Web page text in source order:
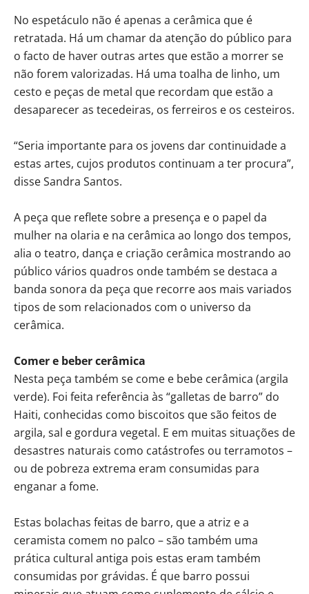
No espetáculo não é apenas a cerâmica que é
retratada. Há um chamar da atenção do público para
o facto de haver outras artes que estão a morrer se
não forem valorizadas. Há uma toalha de linho, um
cesto e peças de metal que recordam que estão a
desaparecer as tecedeiras, os ferreiros e os cesteiros.
“Seria importante para os jovens dar continuidade a
estas artes, cujos produtos continuam a ter procura”,
disse Sandra Santos.
A peça que reflete sobre a presença e o papel da
mulher na olaria e na cerâmica ao longo dos tempos,
alia o teatro, dança e criação cerâmica mostrando ao
público vários quadros onde também se destaca a
banda sonora da peça que recorre aos mais variados
tipos de som relacionados com o universo da
cerâmica.
Comer e beber cerâmica
Nesta peça também se come e bebe cerâmica (argila
verde). Foi feita referência às “galletas de barro” do
Haiti, conhecidas como biscoitos que são feitos de
argila, sal e gordura vegetal. E em muitas situações de
desastres naturais como catástrofes ou terramotos –
ou de pobreza extrema eram consumidas para
enganar a fome.
Estas bolachas feitas de barro, que a atriz e a
ceramista comem no palco – são também uma
prática cultural antiga pois estas eram também
consumidas por grávidas. É que barro possui